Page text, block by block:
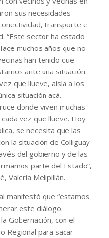
sus necesidades
transporte e
“Este sector ha estado
muchos años que no
han tenido que
ante una situación.
que llueve, aísla a los
situación acá.
donde viven muchas
vez que llueve. Hoy
se necesita que las
la situación de Colliguay
del gobierno y de las
parte del Estado”,
Valeria Melipillán.
manifestó que “estamos
este diálogo.
Gobernación, con el
Regional para sacar